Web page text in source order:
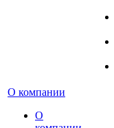
О компании
О